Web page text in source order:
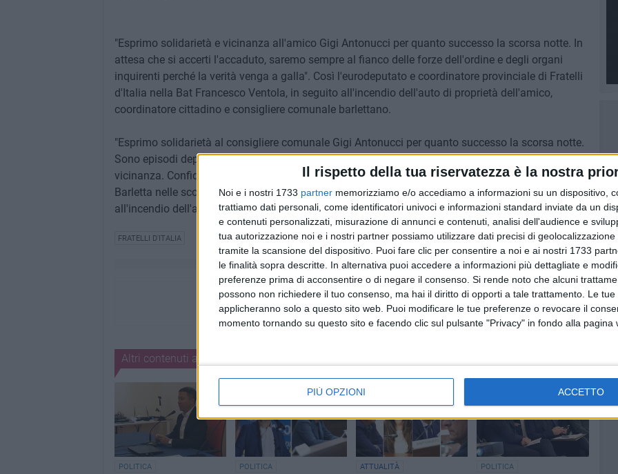
Il rispetto della tua riservatezza è la nostra
Noi e i nostri 1733 partner memorizziamo e/o accediamo a informazioni su un dispositivo,
trattiamo dati personali, come identificatori univoci e informazioni standard inviate da un
e contenuti personalizzati, misurazione di annunci e contenuti, analisi dell'audience e
tua autorizzazione noi e i nostri partner possiamo utilizzare dati precisi di
tramite la scansione del dispositivo. Puoi fare clic per consentire a noi e ai nostri 1733
le finalità sopra descritte. In alternativa puoi accedere a informazioni più dettagliate e
preferenze prima di acconsentire o di negare il consenso. Si rende noto che alcuni
possono non richiedere il tuo consenso, ma hai il diritto di opporti a tale trattamento. Le
applicheranno solo a questo sito web. Puoi modificare le tue preferenze o revocare il
momento tornando su questo sito e facendo clic sul pulsante "Privacy" in fondo alla pagina
PIÙ OPZIONI ACCETTO
"Esprimo solidarietà e vicinanza all'amico Gigi Antonucci per quanto successo la scorsa notte. In
attesa che si accerti l'accaduto, saremo sempre al fianco delle forze dell'ordine e degli organi
inquirenti perché la verità venga a galla". Così l'eurodeputato e coordinatore provinciale di Fratelli
d'Italia nella Bat Francesco Ventola, in seguito all'incendio dell'auto di proprietà dell'amico,
coordinatore cittadino e consigliere comunale barlettano.
"Esprimo solidarietà al consigliere comunale Gigi Antonucci per quanto successo la scorsa notte.
Sono episodi deprecabili che lasciano il segno, per questo va a lui e alla sua famiglia la mia totale
vicinanza. Confidiamo nel lavoro delle forze dell'ordine per mettere in luce quanto successo a
Barletta nelle scorse ore". Così la consigliere regionale di Fratelli d'Italia Tonia Spina, in seguito
all'incendio dell'auto di proprietà del coordinatore cittadino di FdI di Barletta.
FRATELLI D'ITALIA
Altri contenuti a tema
POLITICA POLITICA ATTUALITÀ POLITICA